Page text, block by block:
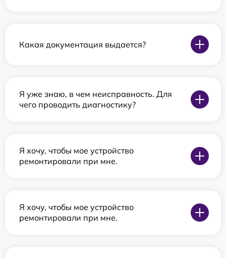
Какая документация выдается?
Я уже знаю, в чем неисправность. Для
чего проводить диагностику?
Я хочу, чтобы мое устройство
ремонтировали при мне.
Я хочу, чтобы мое устройство
ремонтировали при мне.